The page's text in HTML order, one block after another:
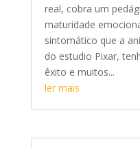
real, cobra um
maturidade
sintomático que a
do estudio Pixar,
êxito e muitos...
ler mais